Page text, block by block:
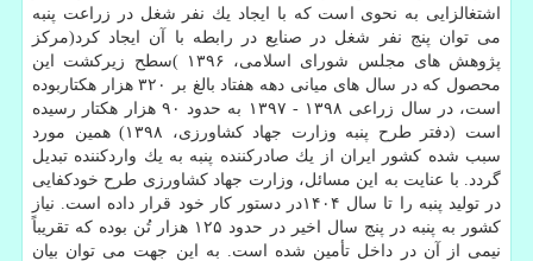
اشتغالزایی به نحوی است كه با ایجاد یك نفر شغل در زراعت پنبه
می توان پنج نفر شغل در صنایع در رابطه با آن ایجاد كرد(مركز
پژوهش های مجلس شورای اسلامی، ۱۳۹۶ )سطح زیركشت این
محصول كه در سال های میانی دهه هفتاد بالغ بر ۳۲۰ هزار هكتاربوده
است، در سال زراعی ۱۳۹۸ - ۱۳۹۷ به حدود ۹۰ هزار هكتار رسیده
است (دفتر طرح پنبه وزارت جهاد كشاورزی، ۱۳۹۸) همین مورد
سبب شده كشور ایران از یك صادركننده پنبه به یك واردكننده تبدیل
گردد. با عنایت به این مسائل، وزارت جهاد كشاورزی طرح خودكفایی
در تولید پنبه را تا سال ۱۴۰۴در دستور كار خود قرار داده است. نیاز
كشور به پنبه در پنج سال اخیر در حدود ۱۲۵ هزار تُن بوده كه تقریباً
نیمی از آن در داخل تأمین شده است. به این جهت می توان بیان